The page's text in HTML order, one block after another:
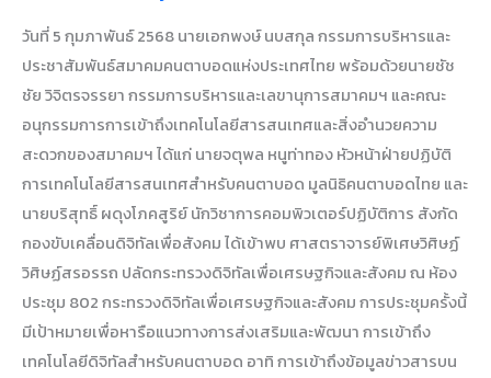
วันที่ 5 กุมภาพันธ์ 2568 นายเอกพงษ์ นบสกุล กรรมการบริหารและ
ประชาสัมพันธ์สมาคมคนตาบอดแห่งประเทศไทย พร้อมด้วยนายชัช
ชัย วิจิตรจรรยา กรรมการบริหารและเลขานุการสมาคมฯ และคณะ
อนุกรรมการการเข้าถึงเทคโนโลยีสารสนเทศและสิ่งอำนวยความ
สะดวกของสมาคมฯ ได้แก่ นายจตุพล หนูท่าทอง หัวหน้าฝ่ายปฏิบัติ
การเทคโนโลยีสารสนเทศสำหรับคนตาบอด มูลนิธิคนตาบอดไทย และ
นายบริสุทธิ์ ผดุงโภคสูริย์ นักวิชาการคอมพิวเตอร์ปฏิบัติการ สังกัด
กองขับเคลื่อนดิจิทัลเพื่อสังคม ได้เข้าพบ ศาสตราจารย์พิเศษวิศิษฏ์
วิศิษฏ์สรอรรถ ปลัดกระทรวงดิจิทัลเพื่อเศรษฐกิจและสังคม ณ ห้อง
ประชุม 802 กระทรวงดิจิทัลเพื่อเศรษฐกิจและสังคม การประชุมครั้งนี้
มีเป้าหมายเพื่อหารือแนวทางการส่งเสริมและพัฒนา การเข้าถึง
เทคโนโลยีดิจิทัลสำหรับคนตาบอด อาทิ การเข้าถึงข้อมูลข่าวสารบน